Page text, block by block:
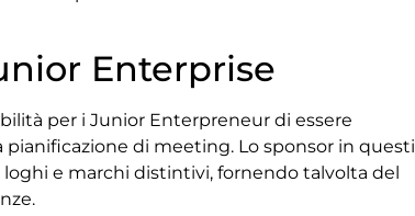
Enterprise
per i Junior Enterpreneur di essere
di meeting. Lo sponsor in questi
loghi e marchi distintivi, fornendo talvolta del